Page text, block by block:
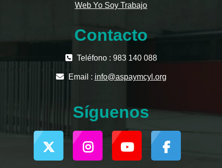
Web Yo Soy Trabajo
Contacto
Teléfono : 983 140 088
Email : info@aspaymcyl.org
Síguenos